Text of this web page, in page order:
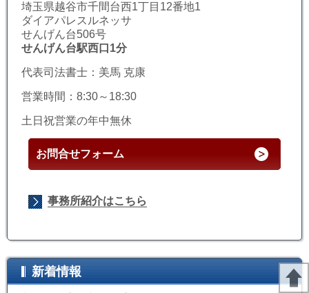
埼玉県越谷市千間台西1丁目12番地1
ダイアパレスルネッサ
せんげん台506号
せんげん台駅西口1分
代表司法書士：美馬 克康
営業時間：8:30～18:30
土日祝営業の年中無休
お問合せフォーム
事務所紹介はこちら
新着情報